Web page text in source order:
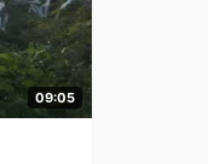
09:05